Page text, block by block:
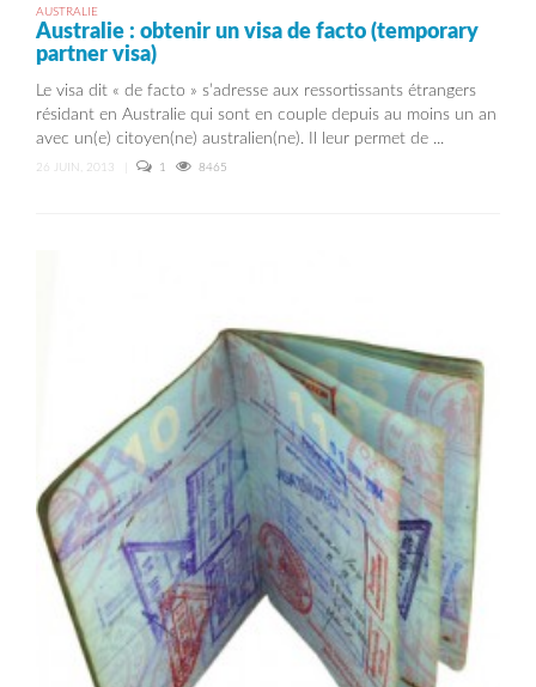
AUSTRALIE
Australie : obtenir un visa de facto (temporary
partner visa)
Le visa dit « de facto » s’adresse aux ressortissants étrangers
résidant en Australie qui sont en couple depuis au moins un an
avec un(e) citoyen(ne) australien(ne). Il leur permet de ...
26 JUIN, 2013 1 8465